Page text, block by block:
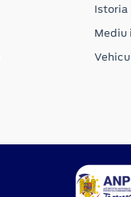
Istoria
Mediu